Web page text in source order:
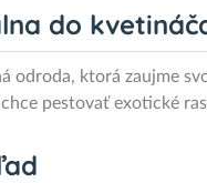
do
odroda, ktorá zaujme
pestovať exotické